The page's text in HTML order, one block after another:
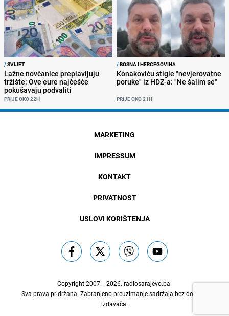
/SVIJET
Lažne novčanice preplavljuju
tržište: Ove eure najčešće
pokušavaju podvaliti
PRIJE OKO 22H
/BOSNA I HERCEGOVINA
Konakoviću stigle "nevjerovatne
poruke" iz HDZ-a: "Ne šalim se"
PRIJE OKO 21H
MARKETING
IMPRESSUM
KONTAKT
PRIVATNOST
USLOVI KORIŠTENJA
Copyright 2007. - 2026. radiosarajevo.ba.
Sva prava pridržana. Zabranjeno preuzimanje sadržaja bez dozvole
izdavača.